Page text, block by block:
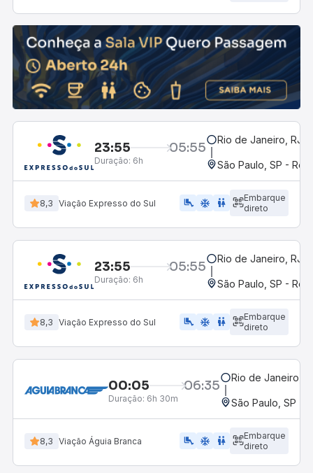
23:55 05:55
Duração: 6h
Rio de Janeiro, RJ -
São Paulo, SP -
8,3 Viação Expresso do Sul airline_seat_legroom_extra ac_unit WC
Embarque
direto
23:55 05:55
Duração: 6h
Rio de Janeiro, RJ -
São Paulo, SP -
8,3 Viação Expresso do Sul airline_seat_legroom_extra ac_unit wc
Embarque
direto
00:05 06:35
Duração: 6h 30m
Rio de Janeiro,
São Paulo, SP -
8,3 Viação Águia Branca airline_seat_legroom_extra ac_unit wc
Embarque
direto